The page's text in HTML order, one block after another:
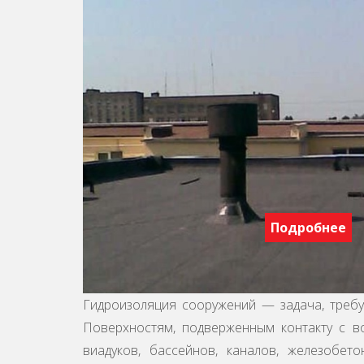
Подробнее
Гидроизоляция сооружений — задача,
Поверхностям, подверженным контакту с
виадуков, бассейнов, каналов,